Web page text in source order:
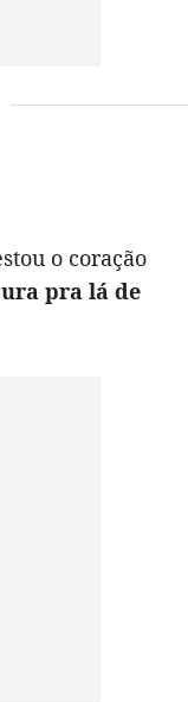
o coração
pra lá de